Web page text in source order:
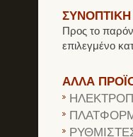
Προς το
επιλεγμένο
ΑΛΛΑ